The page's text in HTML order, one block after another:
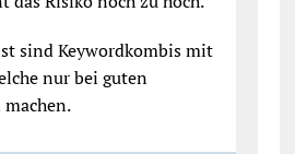
sind Keywordkombis mit
nur bei guten